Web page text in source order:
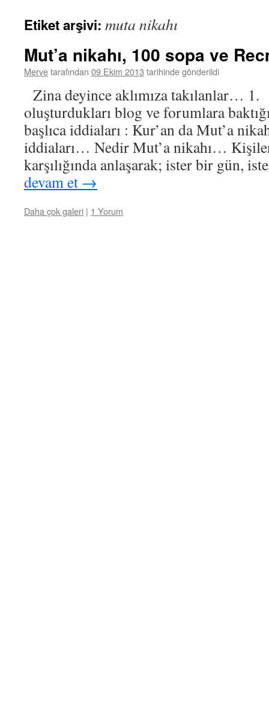
Etiket arşivi: muta nikahı
Mut’a nikahı, 100 sopa ve
Mervetarafından 09 Ekim 2013 tarihinde gönderildi
Zina deyince aklımıza takılanlar…
oluşturdukları blog ve forumlara
başlıca iddiaları : Kur’an da Mut’a
iddiaları… Nedir Mut’a nikahı…
karşılığında anlaşarak; ister bir gün,
devam et →
Daha çok galeri | 1 Yorum